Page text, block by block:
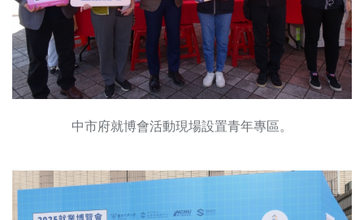
中市府就博會活動現場設置青年專區。